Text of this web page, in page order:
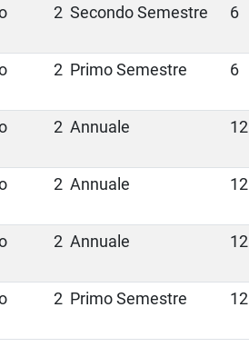
2 Secondo Semestre 6
2 Primo Semestre 6
2 Annuale 12
2 Annuale 12
2 Annuale 12
2 Primo Semestre 12